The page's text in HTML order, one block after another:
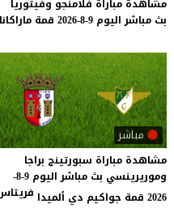
مشاهدة مباراة فلامنجو وفيتوريا
بث مباشر اليوم 9-8-2026 قمة ماراكانا
مباشر
مشاهدة مباراة سبورتينج براجا
وموريرينسي بث مباشر اليوم 9-8-
2026 قمة جواكيم دي ألميدا